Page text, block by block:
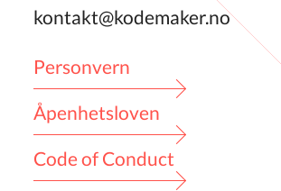
kontakt@kodemaker.no
Personvern
Åpenhetsloven
Code of Conduct